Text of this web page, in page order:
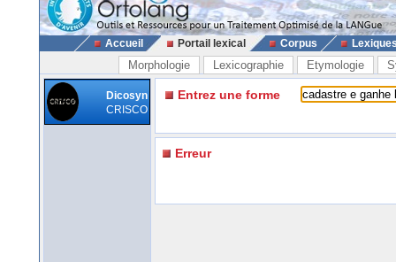
Accueil Portail lexical Corpus
Morphologie Lexicographie Etymologie
Dicosyn
CRISCO
Entrez une forme
Erreur